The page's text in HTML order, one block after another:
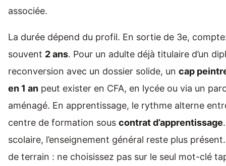
associée.
La durée dépend du profil. En sortie de 3e,
souvent 2 ans. Pour un adulte déjà titulaire d’un
reconversion avec un dossier solide, un cap
en 1 an peut exister en CFA, en lycée ou via un
aménagé. En apprentissage, le rythme alterne
centre de formation sous contrat d’apprentissage
scolaire, l’enseignement général reste plus
de terrain : ne choisissez pas sur le seul mot-clé